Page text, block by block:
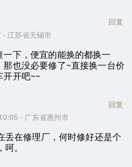
江苏省无锡市
回复
下，便宜的能换的都换一
也没必要修了~直接换一台价
开开吧~~
- 广东省惠州市
回复
丢在修理厂，何时修好还是个
。